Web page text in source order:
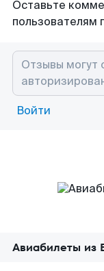
Оставьте
пользователям
Войти
Авиабилеты из